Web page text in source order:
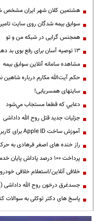
هشتمین کلان شهر ایران مشخص
سوابق بیمه شدگان روی سایت
همجنس گرایی در شبکه من و تو
13 توصیه آسان برای رفع بوی بد دهان
مشاهده سامانه آنلاين سوابق بیمه
حكم آيت‌الله مكارم درباره شاهين
سایتهای همسریابی!
دعايي كه قطعا مستجاب مي‌شود
جزئیات جدید قتل روح الله داداشی
آموزش ساخت Apple ID برای کاربران ایرانی
راز خنده های اصغر فرهادی به
پرداخت ۱۰۰ درصد پاداش پایان خدمت فرهنگیان
خلافی آنلاین/استعلام خلافی
جسدغرق درخون روح الله
پاسخ های دکتر توکلی به سوالات